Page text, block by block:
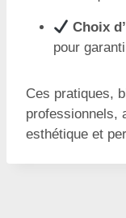
Choix
pour
Ces pratiques,
professionnels,
esthétique et